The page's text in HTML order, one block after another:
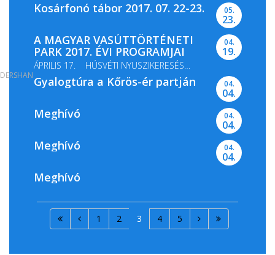
Kosárfonó tábor 2017. 07. 22-23. 05.
23.
A MAGYAR VASÚTTÖRTÉNETI
PARK 2017. ÉVI PROGRAMJAI
ÁPRILIS 17. HÚSVÉTI NYUSZIKERESÉS
MÁJUS 13-14. GŐZMOZDONY...
04.
19.
Gyalogtúra a Kőrös-ér partján 04.
04.
Meghívó 04.
04.
Meghívó 04.
04.
Meghívó
1 2 3 4 5
DERSHAN